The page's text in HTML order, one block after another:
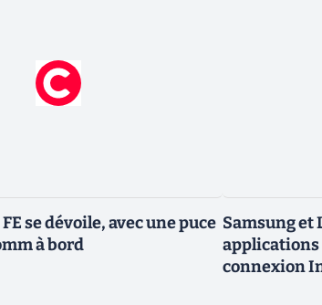
se dévoile, avec une puce
à bord
Samsung et
applications
connexion